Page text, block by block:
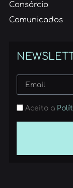
Consórcio
Comunicados
Aceito a